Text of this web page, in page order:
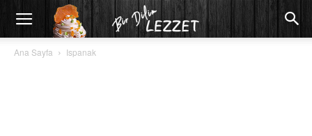
Ana Sayfa Ispanak